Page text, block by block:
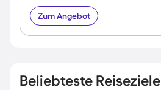
Zum Angebot
Beliebteste Reiseziele